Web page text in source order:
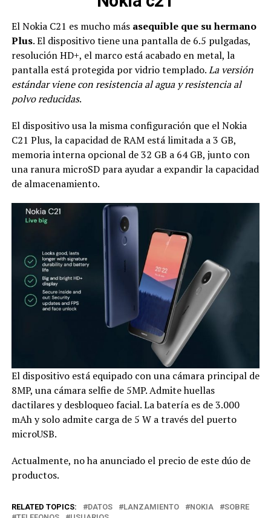
El Nokia C21 es mucho más asequible que su hermano
Plus. El dispositivo tiene una pantalla de 6.5 pulgadas,
resolución HD+, el marco está acabado en metal, la
pantalla está protegida por vidrio templado.La versión
estándar viene con resistencia al agua y resistencia al
polvo reducidas.
El dispositivo usa la misma configuración que el Nokia
C21 Plus, la capacidad de RAM está limitada a 3 GB,
memoria interna opcional de 32 GB a 64 GB, junto con
una ranura microSD para ayudar a expandir la capacidad
de almacenamiento.
El dispositivo está equipado con una cámara principal de
8MP, una cámara selfie de 5MP. Admite huellas
dactilares y desbloqueo facial. La batería es de 3.000
mAh y solo admite carga de 5 W a través del puerto
microUSB.
Actualmente, no ha anunciado el precio de este dúo de
productos.
RELATED TOPICS: DATOS LANZAMIENTO NOKIA
SOBRE